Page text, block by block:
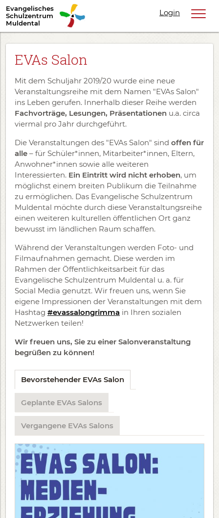
Evangelisches
Schulzentrum
Muldental
Login
EVAs Salon
Mit dem Schuljahr 2019/20 wurde eine neue
Veranstaltungsreihe mit dem Namen "EVAs Salon"
ins Leben gerufen. Innerhalb dieser Reihe werden
Fachvorträge, Lesungen, Präsentationen u.a. circa
viermal pro Jahr durchgeführt.
Die Veranstaltungen des "EVAs Salon" sind offen für
alle – für Schüler*innen, Mitarbeiter*innen, Eltern,
Anwohner*innen sowie alle weiteren
Interessierten. Ein Eintritt wird nicht erhoben, um
möglichst einem breiten Publikum die Teilnahme
zu ermöglichen. Das Evangelische Schulzentrum
Muldental möchte durch diese Veranstaltungsreihe
einen weiteren kulturellen öffentlichen Ort ganz
bewusst im ländlichen Raum schaffen.
Während der Veranstaltungen werden Foto- und
Filmaufnahmen gemacht. Diese werden im
Rahmen der Öffentlichkeitsarbeit für das
Evangelische Schulzentrum Muldental u. a. für
Social Media genutzt. Wir freuen uns, wenn Sie
eigene Impressionen der Veranstaltungen mit dem
Hashtag #evassalongrimma in Ihren sozialen
Netzwerken teilen!
Wir freuen uns, Sie zu einer Salonveranstaltung
begrüßen zu können!
Bevorstehender EVAs Salon
Geplante EVAs Salons
Vergangene EVAs Salons